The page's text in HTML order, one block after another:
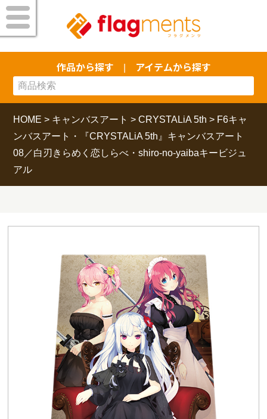
作品から探す アイテムから探す
HOME > キャンバスアート >CRYSTALiA 5th > F6キャ
ンバスアート・『CRYSTALiA 5th』キャンバスアート
08／白刃きらめく恋しらべ・shiro-no-yaibaキービジュ
アル